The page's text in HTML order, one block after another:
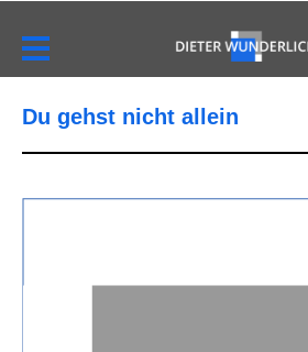
Du gehst nicht allein